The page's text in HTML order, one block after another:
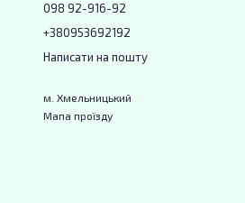
098 92-916-92
+380953692192
Написати на пошту
м. Хмельницький
Мапа проїзду